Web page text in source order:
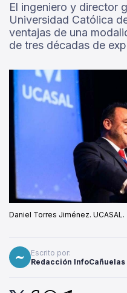
El ingeniero y director
Universidad Católica
ventajas de una
de tres décadas de
Daniel Torres Jiménez. UCASAL.
Escrito por:
Redacción InfoCañuelas